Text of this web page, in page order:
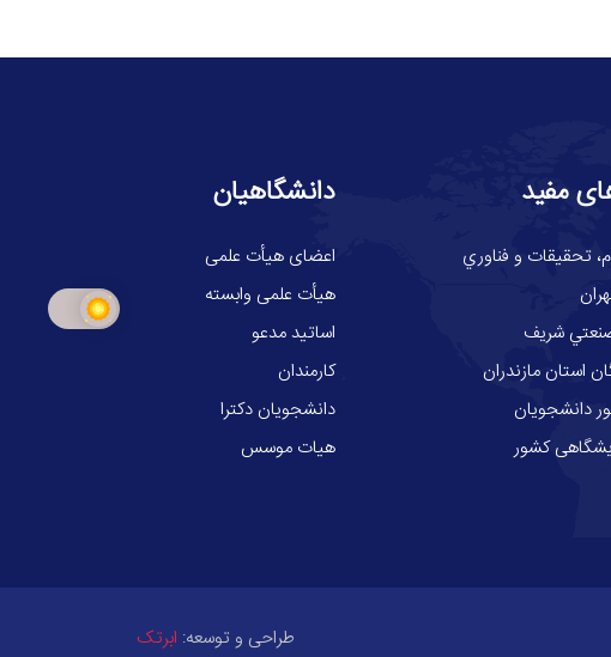
مفید
تحقيقات و فناوري
شريف
استان مازندران
دانشجویان
کشور
دانشگاهیان
اعضای هیأت علمی
هیأت علمی وابسته
اساتید مدعو
کارمندان
دانشجویان دکترا
هیات موسس
طراحی و توسعه: ابرتک